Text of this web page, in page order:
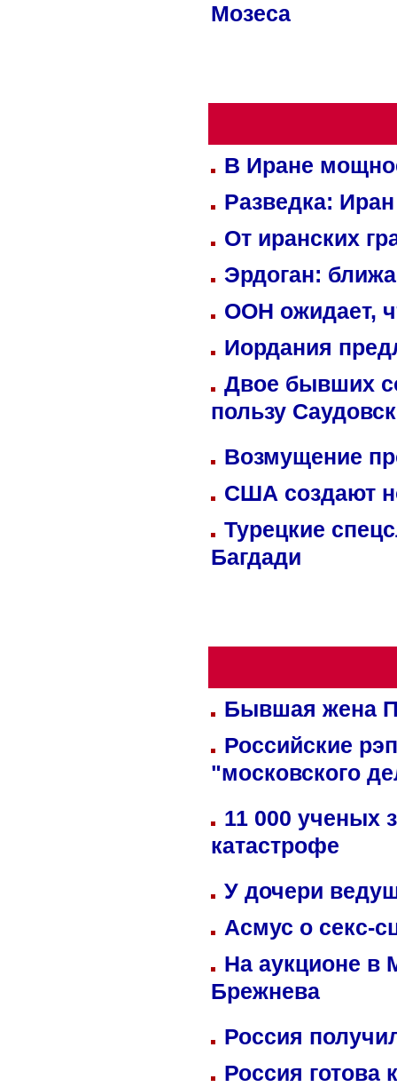
Мозеса
В Иране
Разведка:
От иранских
Эрдоган:
ООН ожидает,
Иордания
Двое бывших
пользу
Возмущение
США создают
Турецкие
Багдади
Бывшая жена
Российские
"московского
11 000 ученых
катастрофе
У дочери
Асмус о секс-
На аукционе в
Брежнева
Россия
Россия готова